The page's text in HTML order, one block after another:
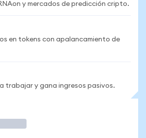
y mercados de predicción cripto.
en tokens con apalancamiento de
trabajar y gana ingresos pasivos.